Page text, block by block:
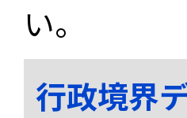
い。
行政境界